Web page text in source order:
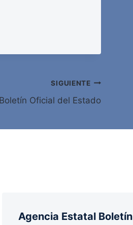
SIGUIENTE
Oficial del Estado
Agencia Estatal Boletín